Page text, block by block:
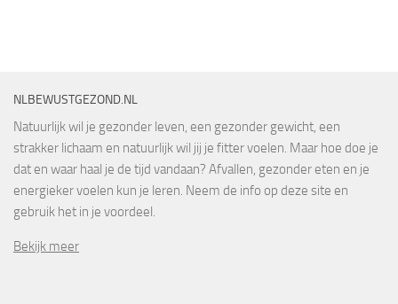
NLBEWUSTGEZOND.NL
Natuurlijk wil je gezonder leven, een gezonder gewicht, een
strakker lichaam en natuurlijk wil jij je fitter voelen. Maar hoe doe je
dat en waar haal je de tijd vandaan? Afvallen, gezonder eten en je
energieker voelen kun je leren. Neem de info op deze site en
gebruik het in je voordeel.
Bekijk meer